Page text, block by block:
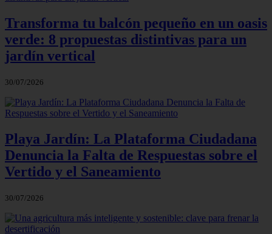
Transforma tu balcón pequeño en un oasis
verde: 8 propuestas distintivas para un
jardín vertical
30/07/2026
Playa Jardín: La Plataforma Ciudadana
Denuncia la Falta de Respuestas sobre el
Vertido y el Saneamiento
30/07/2026